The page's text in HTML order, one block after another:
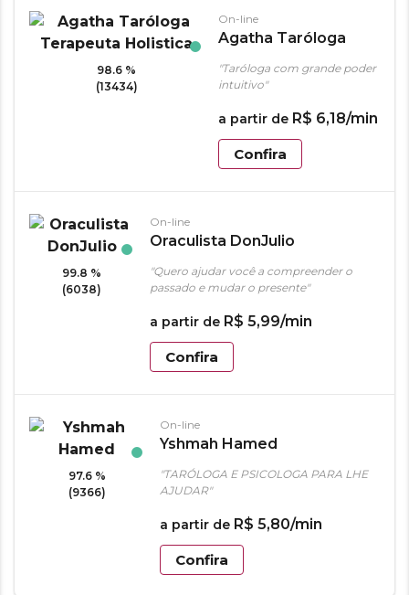
98.6 %
(13434)
On-line
Agatha Taróloga
Terapeuta Holistica
"Taróloga com grande poder
intuitivo"
a partir de R$ 6,18/min
Confira
99.8 %
(6038)
On-line
Oraculista DonJulio
"Quero ajudar você a compreender o
passado e mudar o presente"
a partir de R$ 5,99/min
Confira
97.6 %
(9366)
On-line
Yshmah Hamed
"TARÓLOGA E PSICOLOGA PARA LHE
AJUDAR"
a partir de R$ 5,80/min
Confira